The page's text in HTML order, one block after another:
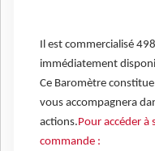
Il est commercialisé
immédiatement
Ce Baromètre
vous accompagnera
actions.Pour accéder à
commande :